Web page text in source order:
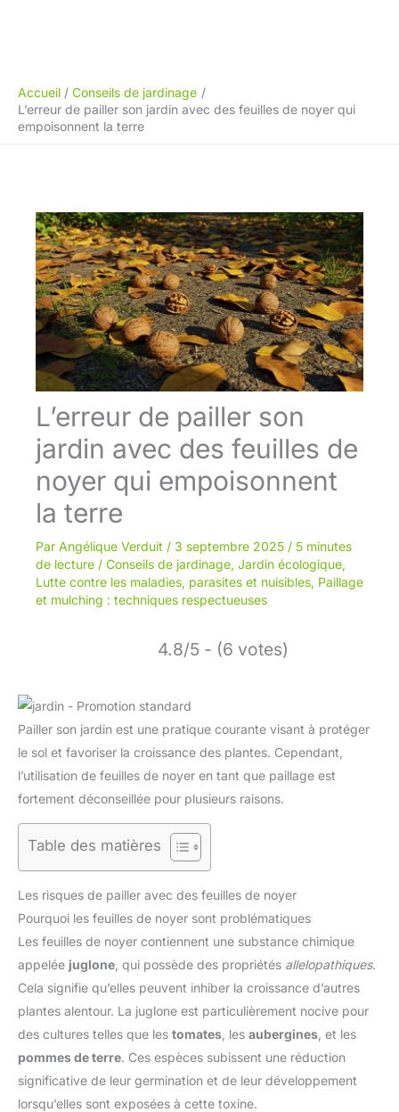
Accueil
Conseils de jardinage
L’erreur de pailler son jardin avec des feuilles de noyer qui
empoisonnent la terre
L’erreur de pailler son
jardin avec des feuilles de
noyer qui empoisonnent
la terre
Par Angélique Verduit / 3 septembre 2025 / 5 minutes
de lecture / Conseils de jardinage, Jardin écologique,
Lutte contre les maladies, parasites et nuisibles, Paillage
et mulching : techniques respectueuses
4.8/5 - (6 votes)
Pailler son jardin est une pratique courante visant à protéger
le sol et favoriser la croissance des plantes. Cependant,
l’utilisation de feuilles de noyer en tant que paillage est
fortement déconseillée pour plusieurs raisons.
Table des matières
Les risques de pailler avec des feuilles de noyer
Pourquoi les feuilles de noyer sont problématiques
Les feuilles de noyer contiennent une substance chimique
appelée juglone , qui possède des propriétés allelopathiques.
Cela signifie qu’elles peuvent inhiber la croissance d’autres
plantes alentour. La juglone est particulièrement nocive pour
des cultures telles que les tomates , les aubergines , et les
pommes de terre. Ces espèces subissent une réduction
significative de leur germination et de leur développement
lorsqu’elles sont exposées à cette toxine.